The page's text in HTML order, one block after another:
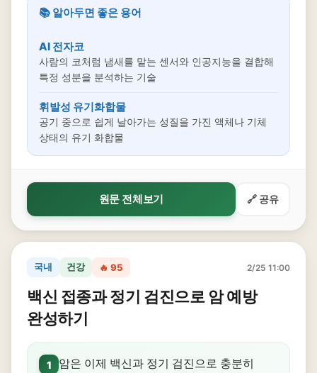
📚 알아두면 좋은 용어
AI 전자코
사람의 코처럼 냄새를 맡는 센서와 인공지능을 결합해
특정 성분을 분석하는 기술
휘발성 유기화합물
공기 중으로 쉽게 날아가는 성질을 가진 액체나 기체
상태의 유기 화합물
원문 전체보기 🔗 공유
국내 건강 🔥 95 2/25 11:00
백신 접종과 정기 검진으로 암 예방
완성하기
1 암은 이제 백신과 정기 검진으로 충분히